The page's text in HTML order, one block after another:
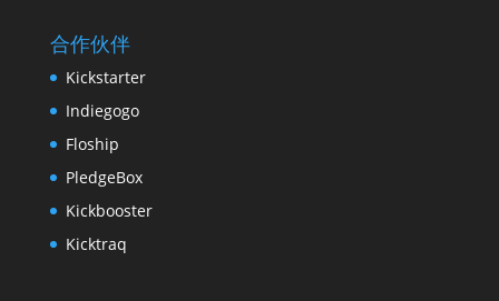
合作伙伴
Kickstarter
Indiegogo
Floship
PledgeBox
Kickbooster
Kicktraq